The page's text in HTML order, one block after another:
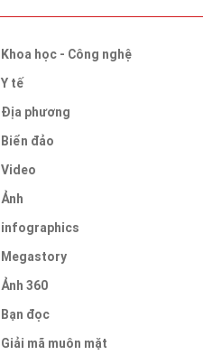
Khoa học - Công nghệ
Y tế
Địa phương
Biển đảo
Video
Ảnh
infographics
Megastory
Ảnh 360
Bạn đọc
Giải mã muôn mặt